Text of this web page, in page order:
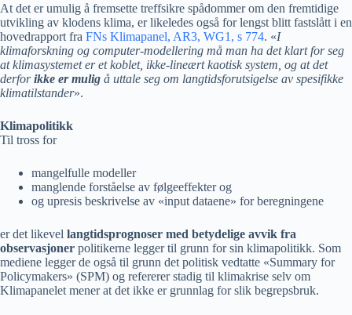
At det er umulig å fremsette treffsikre spådommer om den fremtidige
utvikling av klodens klima, er likeledes også for lengst blitt fastslått i en
hovedrapport fra FNs Klimapanel, AR3, WG1, s 774. «I
klimaforskning og computer-modellering må man ha det klart for seg
at klimasystemet er et koblet, ikke-lineært kaotisk system, og at det
derforikke er mulig å uttale seg om langtidsforutsigelse av spesifikke
klimatilstander».
Klimapolitikk
Til tross for
mangelfulle modeller
manglende forståelse av følgeeffekter og
og upresis beskrivelse av «input dataene» for beregningene
er det likevel langtidsprognoser med betydelige avvik fra
observasjoner politikerne legger til grunn for sin klimapolitikk. Som
mediene legger de også til grunn det politisk vedtatte «Summary for
Policymakers» (SPM) og refererer stadig til klimakrise selv om
Klimapanelet mener at det ikke er grunnlag for slik begrepsbruk.